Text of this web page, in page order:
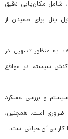
مکان‌یابی دقیق
پنل برای اطمینان از
به منظور تسهیل در
سیستم در مواقع
و بررسی عملکرد
ضروری است. همچنین،
آن حیاتی است.